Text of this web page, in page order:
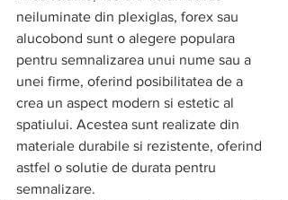
neiluminate din plexiglas, forex sau
alucobond sunt o alegere populara
pentru semnalizarea unui nume sau a
unei firme, oferind posibilitatea de a
crea un aspect modern si estetic al
spatiului. Acestea sunt realizate din
materiale durabile si rezistente, oferind
astfel o solutie de durata pentru
semnalizare.